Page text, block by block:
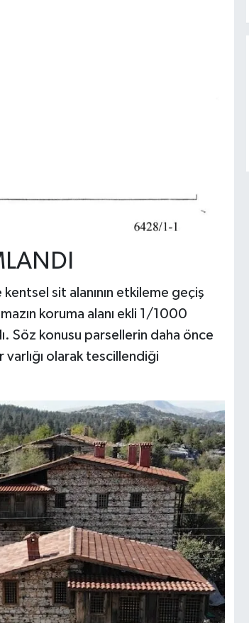
sit alanının etkileme geçiş
koruma alanı ekli 1/1000
Söz konusu parsellerin daha önce
varlığı olarak tescillendiği